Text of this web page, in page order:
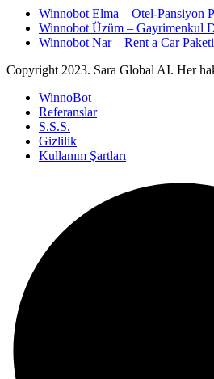
Winnobot Elma – Otel-Pansiyon
Winnobot Üzüm – Gayrimenkul
Winnobot Nar – Rent a Car Paketi
Copyright2023. Sara Global AI. Her
WinnoBot
Referanslar
S.S.S.
Gizlilik
Kullanım Şartları